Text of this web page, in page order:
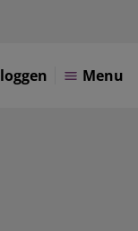
Menu